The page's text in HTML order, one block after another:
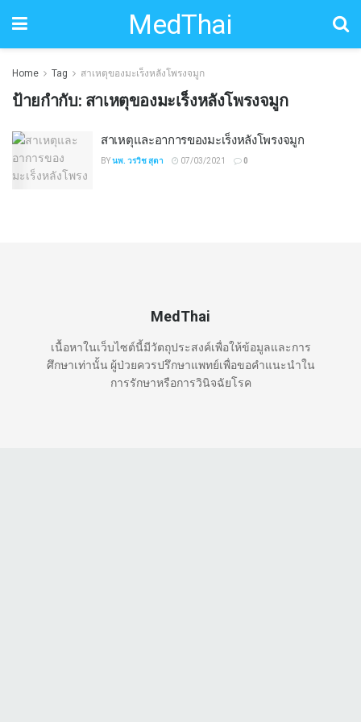
MedThai
Home Tag สาเหตุของมะเร็งหลังโพรงจมูก
ป้ายกำกับ: สาเหตุของมะเร็งหลังโพรงจมูก
สาเหตุและอาการของมะเร็งหลังโพรงจมูก
BYนพ. วรวิช สุตา 07/03/2021 0
MedThai
เนื้อหาในเว็บไซต์นี้มีวัตถุประสงค์เพื่อให้ข้อมูลและการ
ศึกษาเท่านั้น ผู้ป่วยควรปรึกษาแพทย์เพื่อขอคำแนะนำใน
การรักษาหรือการวินิจฉัยโรค